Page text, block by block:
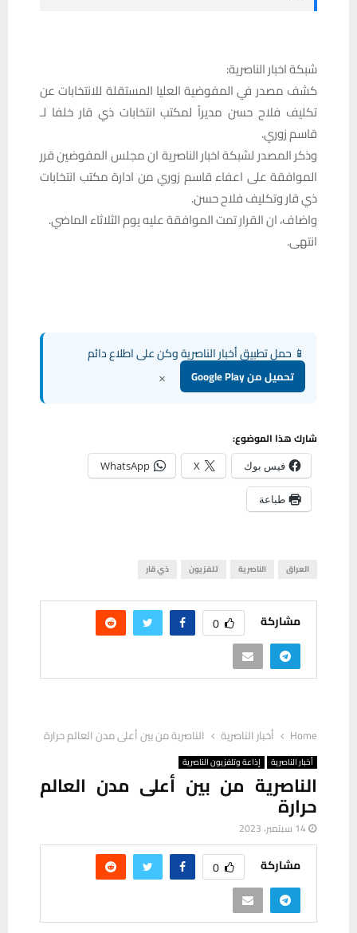
شبكة اخبار الناصرية:
كشف مصدر في المفوضية العليا المستقلة للانتخابات عن
تكليف فلاح حسن مديراً لمكتب انتخابات ذي قار خلفا لـ
قاسم زوري.
وذكر المصدر لشبكة اخبار الناصرية ان مجلس المفوضين قرر
الموافقة على اعفاء قاسم زوري من ادارة مكتب انتخابات
ذي قار وتكليف فلاح حسن.
واضاف، ان القرار تمت الموافقة عليه يوم الثلاثاء الماضي.
انتهى.
📱 حمل تطبيق أخبار الناصرية وكن على اطلاع دائم
تحميل من Google Play ×
شارك هذا الموضوع:
فيس بوك X
WhatsApp
طباعة
العراق الناصرية تلفزيون ذي قار
مشاركة 0
Home أخبار الناصرية الناصرية من بين أعلى مدن العالم حرارة
أخبار الناصرية إذاعة وتلفزيون الناصرية
الناصرية من بين أعلى مدن العالم
حرارة
14 سبتمبر، 2023
مشاركة 0